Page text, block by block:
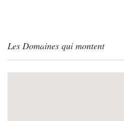
Les Domaines qui montent